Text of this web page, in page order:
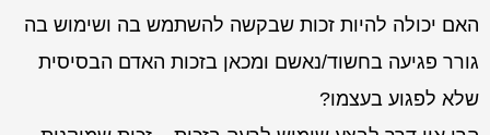
האם יכולה להיות זכות שבקשה להשתמש בה ושימוש בה
גורר פגיעה בחשוד/נאשם ומכאן בזכות האדם הבסיסית
שלא לפגוע בעצמו?